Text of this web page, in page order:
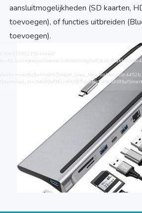
aansluitmogelijkheden (SD kaarten,
toevoegen), of functies uitbreiden
toevoegen).